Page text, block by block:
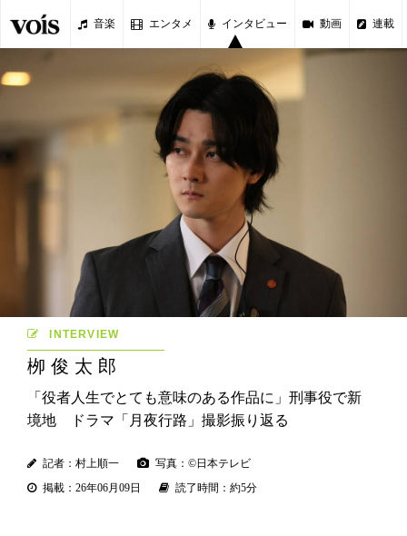
音楽 エンタメ インタビュー 動画 連載
INTERVIEW
栁俊太郎
「役者人生でとても意味のある作品に」刑事役で新
境地 ドラマ「月夜行路」撮影振り返る
記者：村上順一
写真：©日本テレビ
掲載：26年06月09日
読了時間：約5分